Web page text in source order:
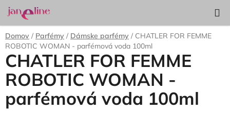
Prejsť
na
obsah
KOŠÍK
Domov / Parfémy / Dámske parfémy / CHATLER FOR FEMME
ROBOTIC WOMAN - parfémová voda 100ml
CHATLER FOR FEMME
ROBOTIC WOMAN -
parfémová voda 100ml